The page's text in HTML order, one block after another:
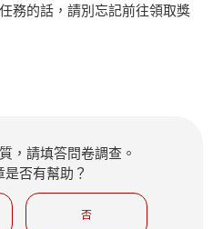
務的話，請別忘記前往領取獎
，請填答問卷調查。
是否有幫助？
否